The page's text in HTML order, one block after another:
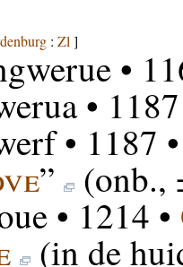
: Zl ]
•
•
• 1187
” (onb.,
• 1214 •
(in de